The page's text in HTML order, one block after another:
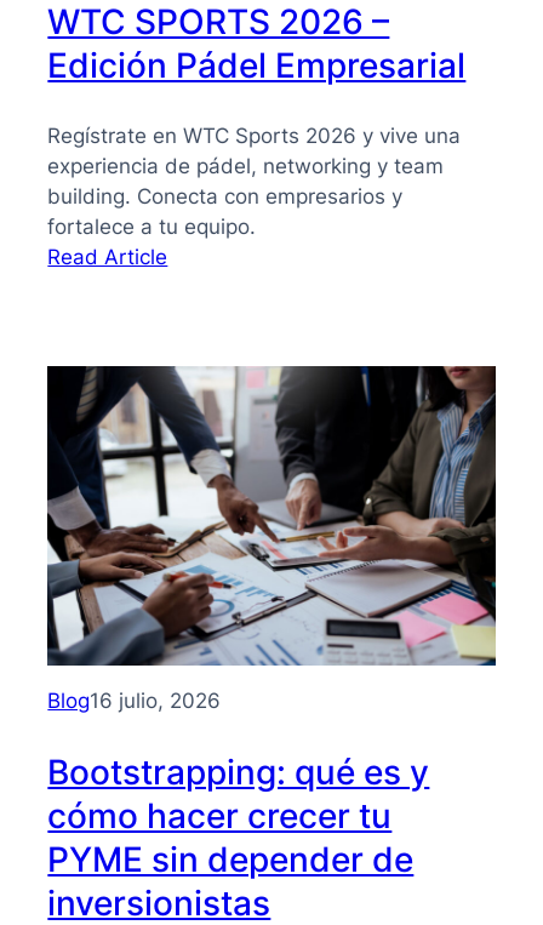
WTC SPORTS 2026 –
Edición Pádel Empresarial
Regístrate en WTC Sports 2026 y vive una
experiencia de pádel, networking y team
building. Conecta con empresarios y
fortalece a tu equipo.
Read Article
–
Edición
Pádel
Empresarial
Blog16 julio, 2026
Bootstrapping: qué es y
cómo hacer crecer tu
PYME sin depender de
inversionistas